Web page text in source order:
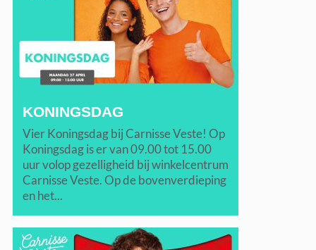
KONINGSDAG
Vier Koningsdag bij Carnisse Veste! Op
Koningsdag is er van 09.00 tot 15.00
uur volop gezelligheid bij winkelcentrum
Carnisse Veste. Op de bovenverdieping
en het...